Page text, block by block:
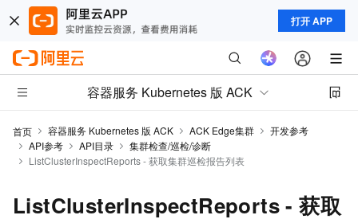
打开 APP
容器服务 Kubernetes 版 ACK
首页 容器服务 Kubernetes 版 ACK ACK Edge集群
开发参考
API参考
API目录
集群检查/巡检/诊断
ListClusterInspectReports - 获取集群巡检报告列表
ListClusterInspectReports - 获取